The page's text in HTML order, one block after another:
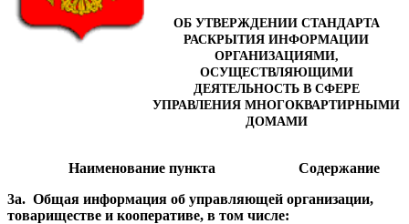
ОБ УТВЕРЖДЕНИИ СТАНДАРТА
РАСКРЫТИЯ ИНФОРМАЦИИ
ОРГАНИЗАЦИЯМИ,
ОСУЩЕСТВЛЯЮЩИМИ
ДЕЯТЕЛЬНОСТЬ В СФЕРЕ
УПРАВЛЕНИЯ МНОГОКВАРТИРНЫМИ
ДОМАМИ
Наименование пункта
Содержание
3а. Общая информация об управляющей организации,
товариществе и кооперативе, в том числе: